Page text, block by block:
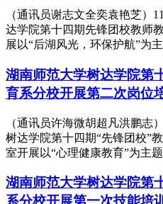
（通讯员谢志文全奕袁艳芝）
达学院第十四期先锋团校教师
展以“后湖风光，环保护航”为
湖南师范大学树达学院第
育系分校开展第二次岗位
（通讯员许海微胡超凡洪鹏志
树达学院第十四期“先锋团校”
室开展以“心理健康教育”为主
湖南师范大学树达学院第